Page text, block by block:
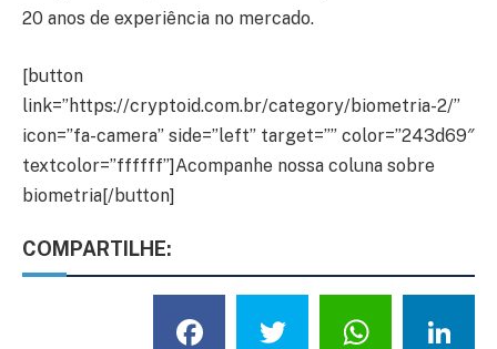
20 anos de experiência no mercado.
[button
link=”https://cryptoid.com.br/category/biometria-2/”
icon=”fa-camera” side=”left” target=”” color=”243d69″
textcolor=”ffffff”]Acompanhe nossa coluna sobre
biometria[/button]
COMPARTILHE:
Facebook
Twitter